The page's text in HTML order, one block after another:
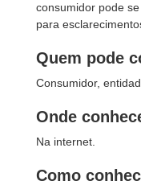
consumidor pode
para
Quem pode
Consumidor,
Onde
Na internet.
Como